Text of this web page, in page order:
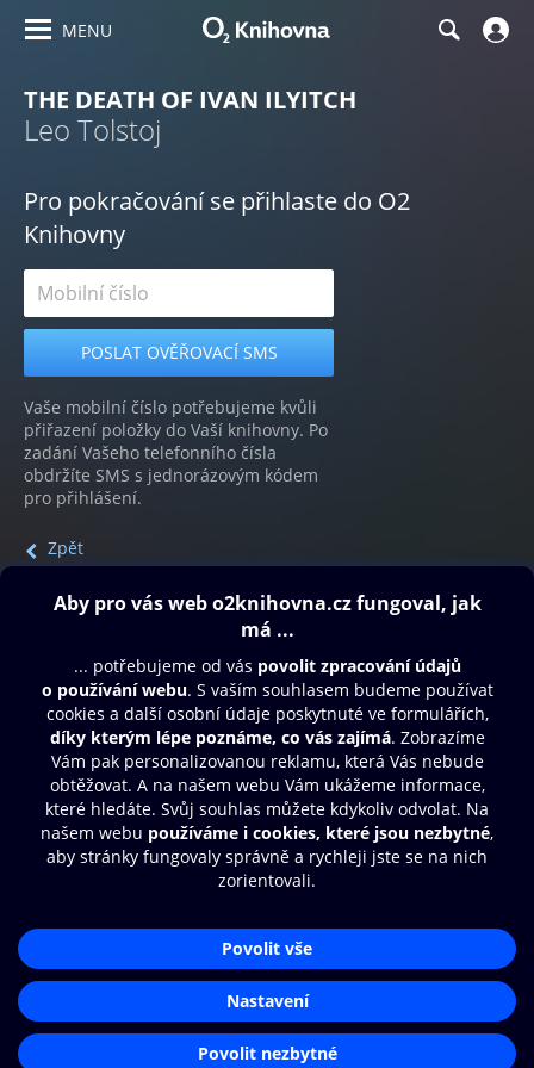
MENU
THE DEATH OF IVAN ILYITCH
Leo Tolstoj
Pro pokračování se přihlaste do O2
Knihovny
Vaše mobilní číslo potřebujeme kvůli
přiřazení položky do Vaší knihovny. Po
zadání Vašeho telefonního čísla
obdržíte SMS s jednorázovým kódem
pro přihlášení.
Zpět
Obsah ke stažení
Moje O2 Knihovna
Další zábava
© O2 Czech Republic a.s.
Přístupnost
Zásady zpracování osobních údajů
Nastavení cookies
Aplikace O2 Knihovna
Čti a poslouchej své e-knihy a
audioknihy rychleji a pohodlněji.